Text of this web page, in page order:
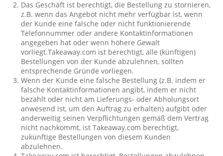
Das Geschäft ist berechtigt, die Bestellung zu stornieren,
z.B. wenn das Angebot nicht mehr verfügbar ist, wenn
der Kunde eine falsche oder nicht funktionierende
Telefonnummer oder andere Kontaktinformationen
angegeben hat oder wenn höhere Gewalt
vorliegt.Takeaway.com ist berechtigt, alle (künftigen)
Bestellungen von der Kunde abzulehnen, sollten
entsprechende Gründe vorliegen.
Wenn der Kunde eine falsche Bestellung (z.B. indem er
falsche Kontaktinformationen angibt, indem er nicht
bezahlt oder nicht am Lieferungs- oder Abholungsort
anwesend ist, um den Auftrag zu erhalten) aufgibt oder
anderweitig seinen Verpflichtungen gemäß dem Vertrag
nicht nachkommt, ist Takeaway.com berechtigt,
zukünftige Bestellungen von diesem Kunden
abzulehnen.